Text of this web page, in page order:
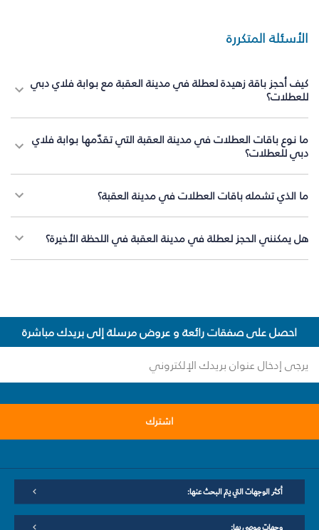
الأسئلة المتكررة
كيف أحجز باقة زهيدة لعطلة في مدينة العقبة مع بوابة فلاي دبي
للعطلات؟
ما نوع باقات العطلات في مدينة العقبة التي تقدّمها بوابة فلاي
دبي للعطلات؟
ما الذي تشمله باقات العطلات في مدينة العقبة؟
هل يمكنني الحجز لعطلة في مدينة العقبة في اللحظة الأخيرة؟
احصل على صفقات رائعة و عروض مرسلة إلى بريدك مباشرة
اشترك
أكثر الوجهات التي يتم البحث عنها:
وجهات موصى بها: